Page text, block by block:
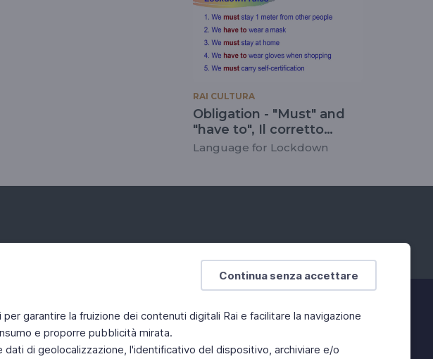
Continua senza accettare
garantire la fruizione dei contenuti digitali Rai e facilitare la navigazione
e proporre pubblicità mirata.
di geolocalizzazione, l'identificativo del dispositivo, archiviare e/o
RAI CULTURA
Obligation - "Must" and
"have to", Il corretto
utilizzo di must e have to
Language for Lockdown